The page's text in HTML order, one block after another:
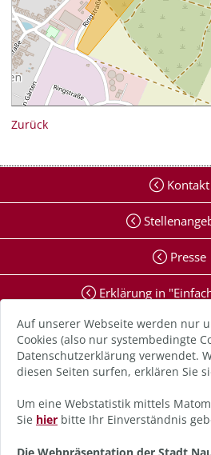
Auf unserer Webseite werden nur
Cookies (also nur systembedingte
Datenschutzerklärung verwendet.
diesen Seiten surfen, erklären Sie
Um eine Webstatistik mittels
Sie hier bitte Ihr Einverständnis
Die Webpräsentation der Stadt
Zurück
Kontakt
Presse
Erklärung in
Erklärung zur
Digitale